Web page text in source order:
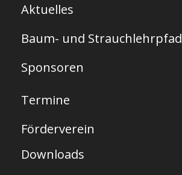
r
t
s
i
t
e
Aktuelles
Baum- und Strauchlehrpfad
Sponsoren
Termine
Förderverein
Downloads